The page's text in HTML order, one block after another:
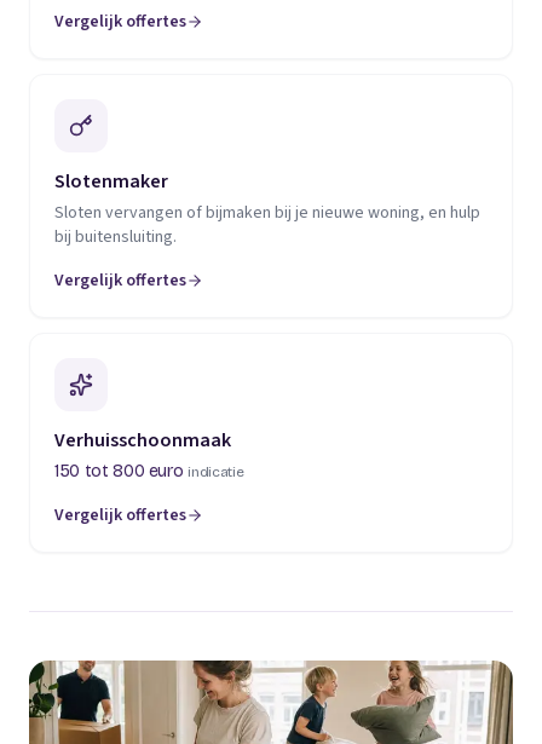
Vergelijk offertes
(opent in een nieuw tabblad)
Slotenmaker
Sloten vervangen of bijmaken bij je nieuwe woning, en hulp
bij buitensluiting.
Vergelijk offertes
(opent in een nieuw tabblad)
Verhuisschoonmaak
150 tot 800 euro indicatie
Vergelijk offertes
(opent in een nieuw tabblad)